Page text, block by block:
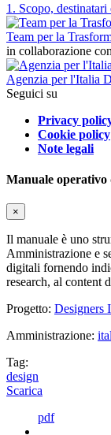
1. Scopo,
Team per la
in collaborazione con
Agenzia per l'Italia
Seguici su
Privacy
Cookie policy
Note legali
Manuale operativo
×
Il manuale è uno
Amministrazione e
digitali fornendo
research, al content
Progetto: Designers
Amministrazione:
Tag:
design
Scarica
pdf